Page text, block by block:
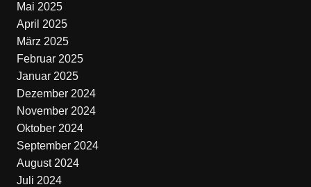
Mai 2025
April 2025
März 2025
Februar 2025
Januar 2025
Dezember 2024
November 2024
Oktober 2024
September 2024
August 2024
Juli 2024